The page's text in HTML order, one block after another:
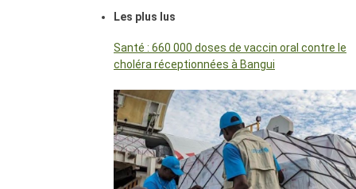
Les plus lus
Santé : 660 000 doses de vaccin oral contre le
choléra réceptionnées à Bangui